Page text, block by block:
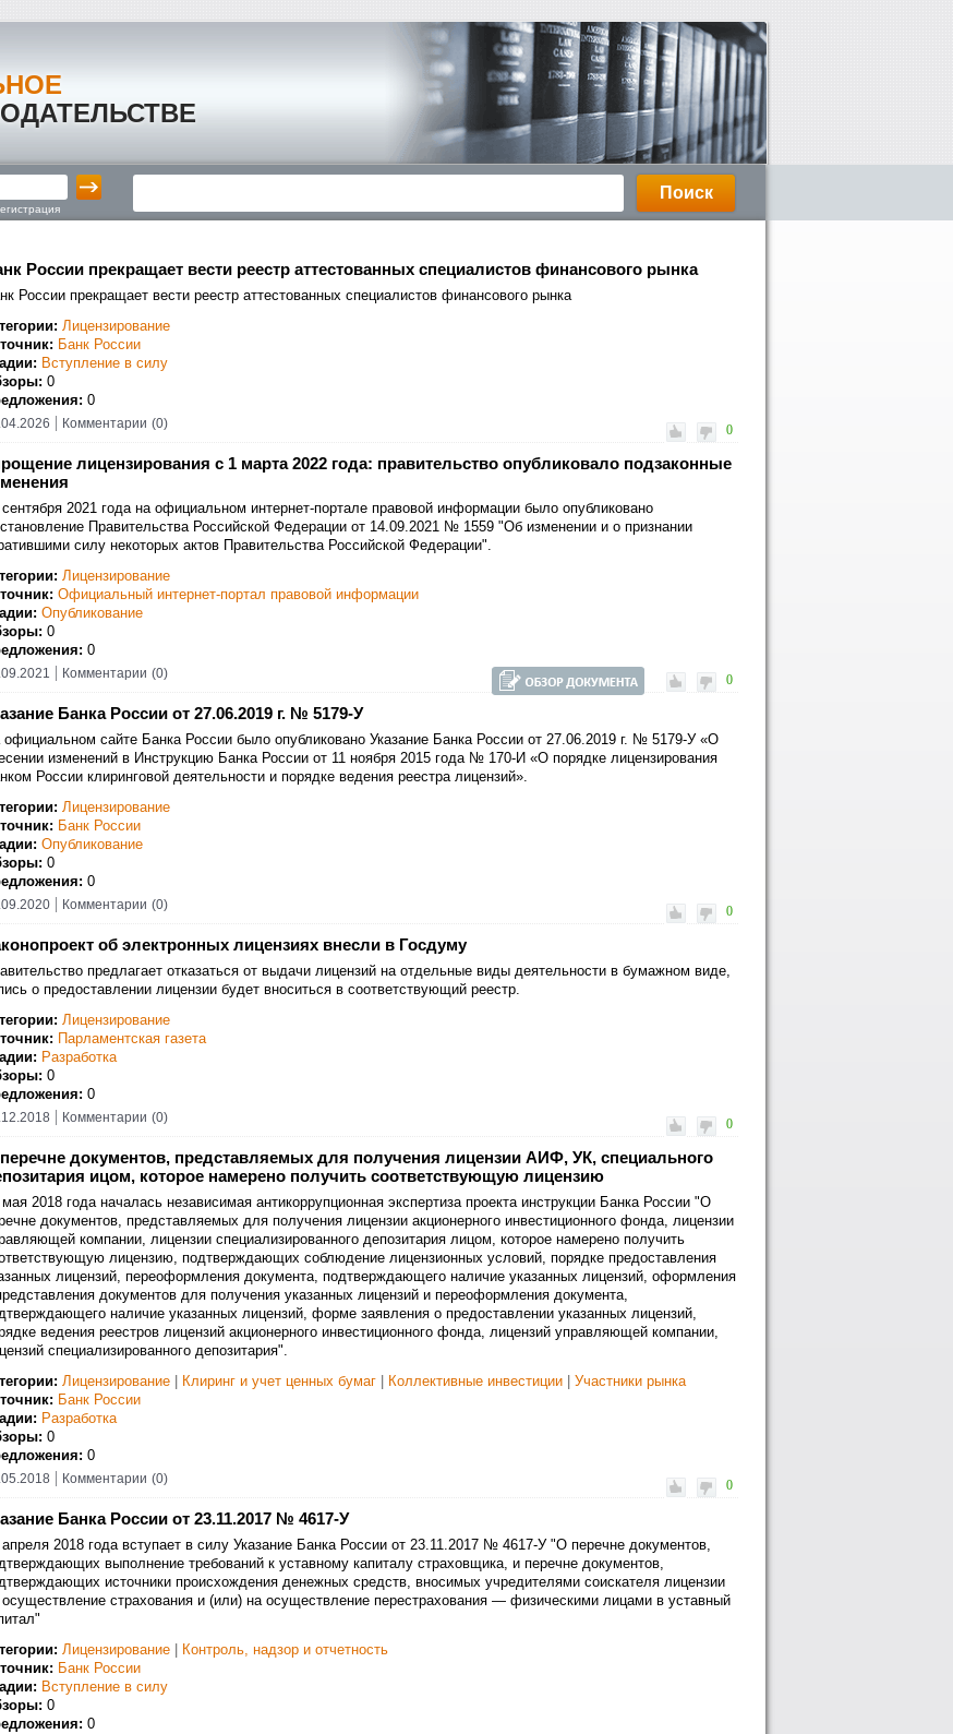
России прекращает вести реестр аттестованных специалистов финансового рынка
России прекращает вести реестр аттестованных специалистов финансового рынка
Лицензирование
Банк России
Вступление в силу
0
0
Комментарии (0) 0
лицензирования с 1 марта 2022 года: правительство опубликовало подзаконные
2021 года на официальном интернет-портале правовой информации было опубликовано
Правительства Российской Федерации от 14.09.2021 № 1559 "Об изменении и о признании
силу некоторых актов Правительства Российской Федерации".
Лицензирование
Официальный интернет-портал правовой информации
Опубликование
0
0
Комментарии (0) 0
Банка России от 27.06.2019 г. № 5179-У
официальном сайте Банка России было опубликовано Указание Банка России от 27.06.2019 г. № 5179-У «О
изменений в Инструкцию Банка России от 11 ноября 2015 года № 170-И «О порядке лицензирования
России клиринговой деятельности и порядке ведения реестра лицензий».
Лицензирование
Банк России
Опубликование
0
0
Комментарии (0) 0
об электронных лицензиях внесли в Госдуму
предлагает отказаться от выдачи лицензий на отдельные виды деятельности в бумажном виде,
о предоставлении лицензии будет вноситься в соответствующий реестр.
Лицензирование
Парламентская газета
Разработка
0
0
Комментарии (0) 0
документов, представляемых для получения лицензии АИФ, УК, специального
ицом, которое намерено получить соответствующую лицензию
2018 года началась независимая антикоррупционная экспертиза проекта инструкции Банка России "О
документов, представляемых для получения лицензии акционерного инвестиционного фонда, лицензии
компании, лицензии специализированного депозитария лицом, которое намерено получить
лицензию, подтверждающих соблюдение лицензионных условий, порядке предоставления
лицензий, переоформления документа, подтверждающего наличие указанных лицензий, оформления
документов для получения указанных лицензий и переоформления документа,
наличие указанных лицензий, форме заявления о предоставлении указанных лицензий,
ведения реестров лицензий акционерного инвестиционного фонда, лицензий управляющей компании,
специализированного депозитария".
Лицензирование Клиринг и учет ценных бумаг Коллективные инвестиции
Участники рынка
Банк России
Разработка
0
0
Комментарии (0) 0
Банка России от 23.11.2017 № 4617-У
апреля 2018 года вступает в силу Указание Банка России от 23.11.2017 № 4617-У "О перечне документов,
выполнение требований к уставному капиталу страховщика, и перечне документов,
источники происхождения денежных средств, вносимых учредителями соискателя лицензии
страхования и (или) на осуществление перестрахования — физическими лицами в уставный
Лицензирование
Контроль, надзор и отчетность
Банк России
Вступление в силу
0
0